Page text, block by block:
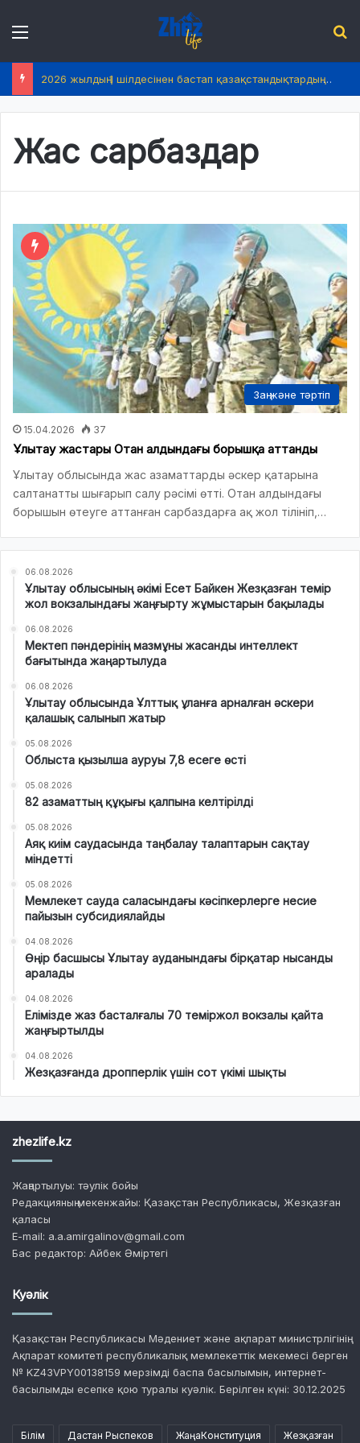
2026 жылдың 1 шілдесінен бастап қазақстандықтардың өмірінде не өзгереді?
Жас сарбаздар
Заң және тәртіп
15.04.2026 37
Ұлытау жастары Отан алдындағы борышқа аттанды
Ұлытау облысында жас азаматтарды әскер қатарына
салтанатты шығарып салу рәсімі өтті. Отан алдындағы
борышын өтеуге аттанған сарбаздарға ақ жол тілініп,…
06.08.2026
Ұлытау облысының әкімі Есет Байкен Жезқазған темір
жол вокзалындағы жаңғырту жұмыстарын бақылады
06.08.2026
Мектеп пәндерінің мазмұны жасанды интеллект
бағытында жаңартылуда
06.08.2026
Ұлытау облысында Ұлттық ұланға арналған әскери
қалашық салынып жатыр
05.08.2026
Облыста қызылша ауруы 7,8 есеге өсті
05.08.2026
82 азаматтың құқығы қалпына келтірілді
05.08.2026
Аяқ киім саудасында таңбалау талаптарын сақтау
міндетті
05.08.2026
Мемлекет сауда саласындағы кәсіпкерлерге несие
пайызын субсидиялайды
04.08.2026
Өңір басшысы Ұлытау ауданындағы бірқатар нысанды
аралады
04.08.2026
Елімізде жаз басталғалы 70 теміржол вокзалы қайта
жаңғыртылды
04.08.2026
Жезқазғанда дропперлік үшін сот үкімі шықты
zhezlife.kz
Жаңартылуы: тәулік бойы
Редакцияның мекенжайы: Қазақстан Республикасы, Жезқазған
қаласы
E-mail: a.a.amirgalinov@gmail.com
Бас редактор: Айбек Әміртегі
Куәлік
Қазақстан Республикасы Мәдениет және ақпарат министрлігінің
Ақпарат комитеті республикалық мемлекеттік мекемесі берген
№ KZ43VPY00138159 мерзімді баспа басылымын, интернет-
басылымды есепке қою туралы куәлік. Берілген күні: 30.12.2025
Білім Дастан Рыспеков ЖаңаКонституция Жезқазған